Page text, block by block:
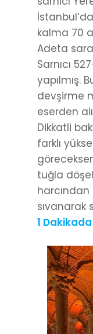
kalma 70
Adeta
Sarnıcı
yapılmış.
devşirme
eserden
Dikkatli
farklı
tuğla
harcından
sıvanarak
1